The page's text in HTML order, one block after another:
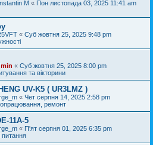
M « Пон листопада 03, 2025 11:41 am
« Суб жовтня 25, 2025 9:48 pm
« Суб жовтня 25, 2025 8:00 pm
та вікторини
UV-K5 ( UR3LMZ )
« Чет серпня 14, 2025 2:58 pm
ремонт
11A-5
« П'ят серпня 01, 2025 6:35 pm
питання